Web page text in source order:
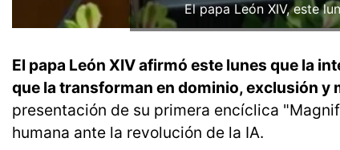
El papa León XIV, este
El papa León XIV afirmó este lunes que la
que la transforman en dominio, exclusión y
presentación de su primera encíclica
humana ante la revolución de la IA.